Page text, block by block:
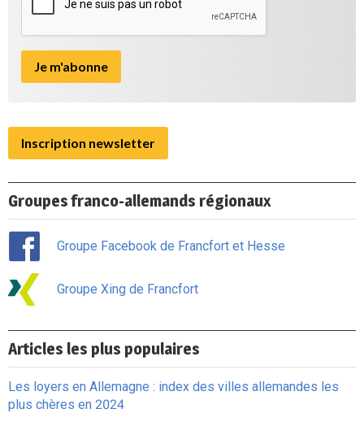
Inscription newsletter
Groupes franco-allemands régionaux
Groupe Facebook de Francfort et Hesse
Groupe Xing de Francfort
Articles les plus populaires
Les loyers en Allemagne : index des villes allemandes les
plus chères en 2024